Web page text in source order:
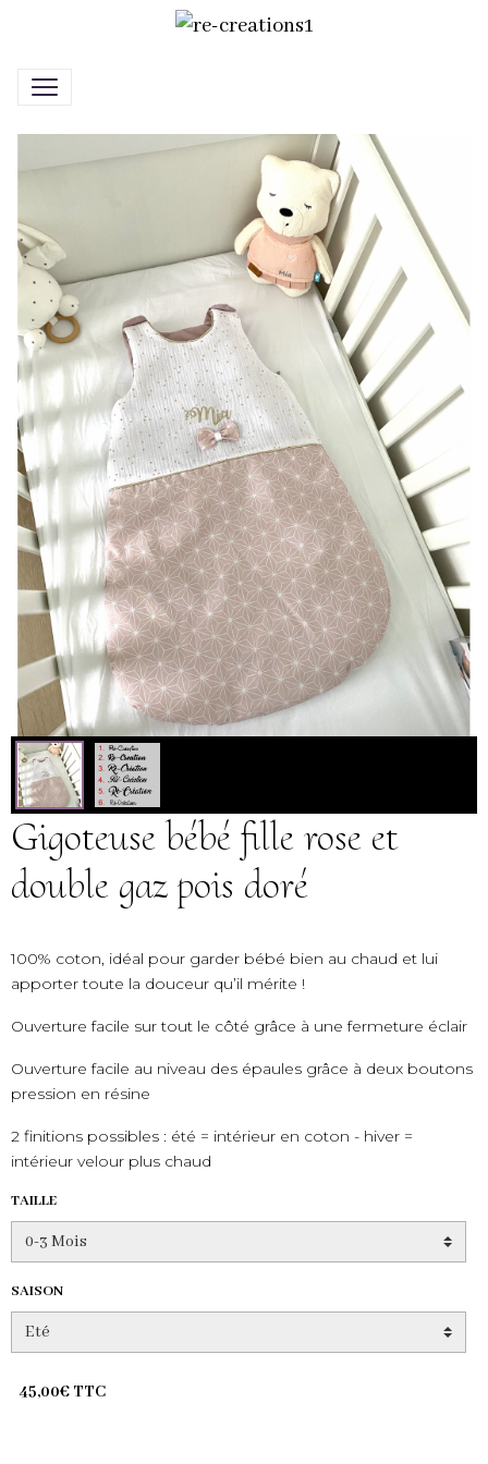
Gigoteuse bébé fille rose et
double gaz pois doré
100% coton, idéal pour garder bébé bien au chaud et lui
apporter toute la douceur qu’il mérite !
Ouverture facile sur tout le côté grâce à une fermeture éclair
Ouverture facile au niveau des épaules grâce à deux boutons
pression en résine
2 finitions possibles : été = intérieur en coton - hiver =
intérieur velour plus chaud
TAILLE
SAISON
45,00€ TTC